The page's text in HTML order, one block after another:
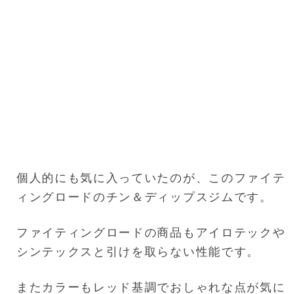
個人的にも気に入っていたのが、このファイテ
ィングロードのチン＆ディップスジムです。
ファイティングロードの商品もアイロテックや
シンテックスと引けを取らない性能です。
またカラーもレッド基調でおしゃれな点が気に